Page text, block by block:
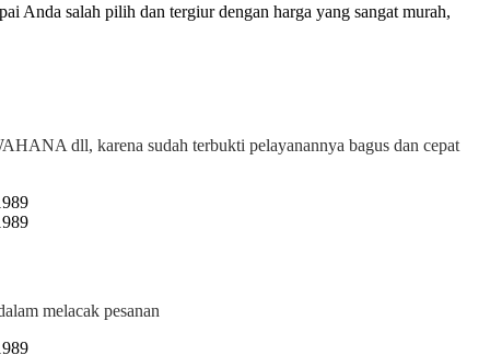
Anda salah pilih dan tergiur dengan harga yang sangat murah,
dll, karena sudah terbukti pelayanannya bagus dan cepat
melacak pesanan